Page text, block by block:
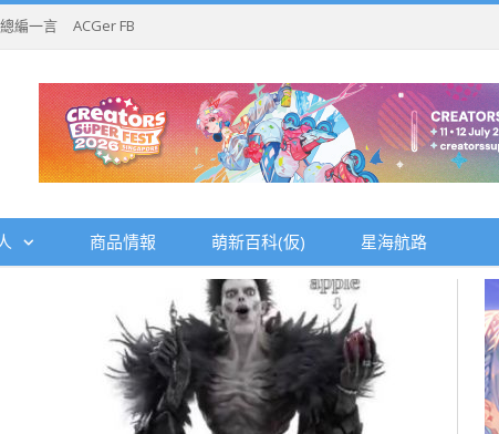
總編一言 ACGer FB
商品情報 萌新百科(仮) 星海航路